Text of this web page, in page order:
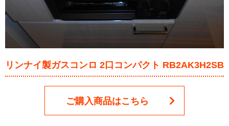
リンナイ製ガスコンロ 2口コンパクト RB2AK3H2SB
ご購入商品はこちら